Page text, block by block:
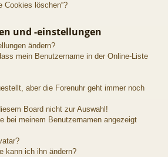
Cookies löschen“?
und -einstellungen
ändern?
mein Benutzername in der Online-Liste
aber die Forenuhr geht immer noch
Board nicht zur Auswahl!
bei meinem Benutzernamen angezeigt
kann ich ihn ändern?